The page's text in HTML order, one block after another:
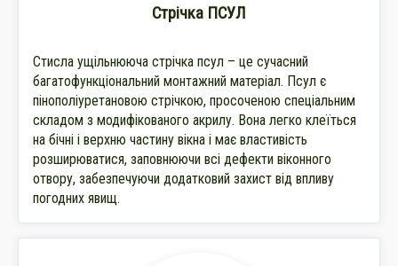
Стрічка ПСУЛ
Стисла ущільнююча стрічка псул – це сучасний
багатофункціональний монтажний матеріал. Псул є
пінополіуретановою стрічкою, просоченою спеціальним
складом з модифікованого акрилу. Вона легко клеїться
на бічні і верхню частину вікна і має властивість
розширюватися, заповнюючи всі дефекти віконного
отвору, забезпечуючи додатковий захист від впливу
погодних явищ.